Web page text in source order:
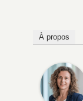
À propos